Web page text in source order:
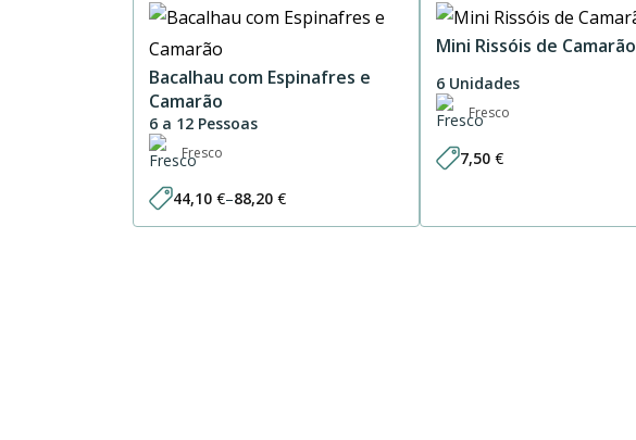
61,50 €
Bacalhau com Espinafres e
Camarão
6 a 12 Pessoas
Fresco
44,10 €–88,20 €
Price
range:
Mini Rissóis de Camarão
6 Unidades
Fresco
7,50 €